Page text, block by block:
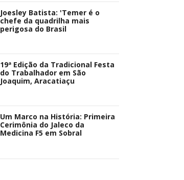
Joesley Batista: 'Temer é o
chefe da quadrilha mais
perigosa do Brasil
19ª Edição da Tradicional Festa
do Trabalhador em São
Joaquim, Aracatiaçu
Um Marco na História: Primeira
Cerimônia do Jaleco da
Medicina F5 em Sobral